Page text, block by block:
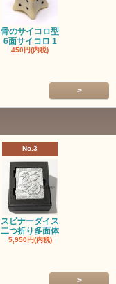
骨のサイコロ型
6面サイコロ 1
450円(内税)
>
No.3
スピナーダイス
二つ折り多面体
5,950円(内税)
>